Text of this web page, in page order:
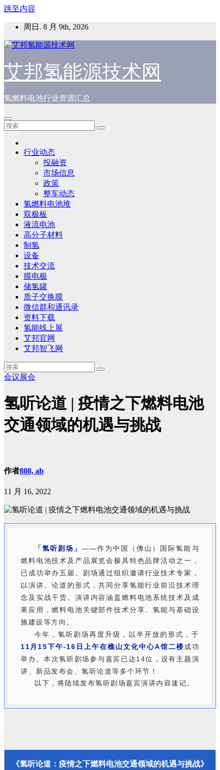
跳至内容
周日. 8 月 9th, 2026
艾邦氢能源技术网
氢燃料电池行业资源汇总
行业动态
投融资
市场信息
政策
整车动态
氢燃料电池堆
双极板
液流电池
高分子材料
制氢
设备
技术交流
膜电极
储氢罐
质子交换膜
微信群和通讯录
资料下载
氢能线上展
艾邦官网
艾邦智飞网
会议展会
氢听论道 | 疫情之下燃料电池
交通领域的机遇与挑战
作者808, ab
11 月 16, 2022
「氢听剧场」——作为中国（佛山）国际氢能与
燃料电池技术及产品展览会极具特色品牌活动之一，
已成功举办五届。剧场通过组织邀请行业技术专家，
以演讲、论道的形式，共同分享氢能行业前沿技术理
念及实战干货。演讲内容涵盖燃料电池系统技术及成
果应用，燃料电池关键部件技术分享、氢能与基础设
施建设等方向。
今年，氢听剧场再度升级，以半开放的形式，于
11月15下午-16日上午在樵山文化中心A馆二楼成功
举办。本次氢听剧场参与嘉宾已达14位，设有主题演
讲、新品发布会、氢听论道等多个环节！
以下，将陆续发布氢听剧场嘉宾演讲内容速记。
《氢听论道：疫情之下燃料电池交通领域的机遇与挑战》